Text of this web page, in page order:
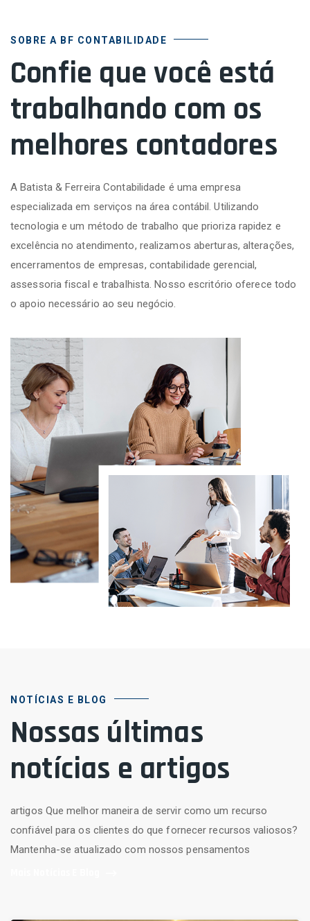
SOBRE A BF CONTABILIDADE
Confie que você está
trabalhando com os
melhores contadores
A Batista & Ferreira Contabilidade é uma empresa
especializada em serviços na área contábil. Utilizando
tecnologia e um método de trabalho que prioriza rapidez e
excelência no atendimento, realizamos aberturas, alterações,
encerramentos de empresas, contabilidade gerencial,
assessoria fiscal e trabalhista. Nosso escritório oferece todo
o apoio necessário ao seu negócio.
NOTÍCIAS E BLOG
Nossas últimas
notícias e artigos
artigos Que melhor maneira de servir como um recurso
confiável para os clientes do que fornecer recursos valiosos?
Mantenha-se atualizado com nossos pensamentos